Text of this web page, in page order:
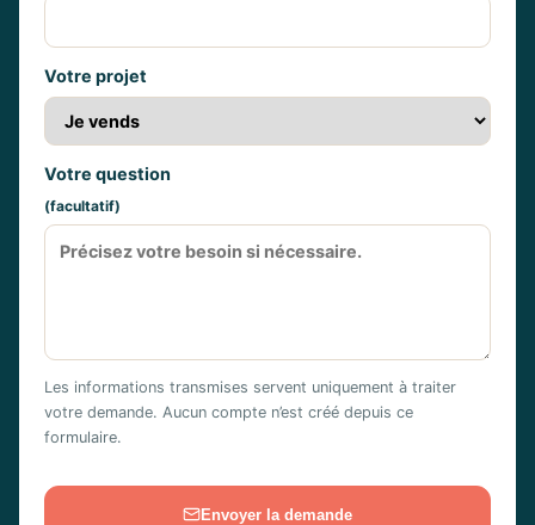
Votre projet
Votre question
(facultatif)
Les informations transmises servent uniquement à traiter
votre demande. Aucun compte n’est créé depuis ce
formulaire.
Envoyer la demande